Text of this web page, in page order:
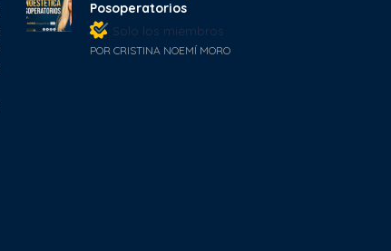
Posoperatorios
Solo los miembros
POR CRISTINA NOEMÍ MORO